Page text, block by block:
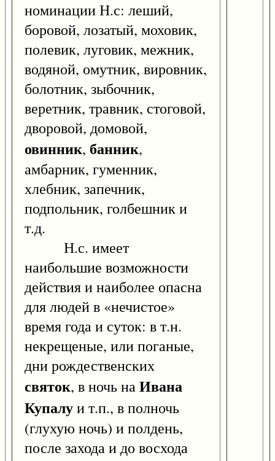
номинации Н.с: леший,
боровой, лозатый, моховик,
полевик, луговик, межник,
водяной, омутник, вировник,
болотник, зыбочник,
веретник, травник, стоговой,
дворовой, домовой,
овинник, банник,
амбарник, гуменник,
хлебник, запечник,
подпольник, голбешник и
т.д.
Н.с. имеет
наибольшие возможности
действия и наиболее опасна
для людей в «нечистое»
время года и суток: в т.н.
некрещеные, или поганые,
дни рождественских
святок, в ночь наИвана
Купалуи т.п., в полночь
(глухую ночь) и полдень,
после захода и до восхода